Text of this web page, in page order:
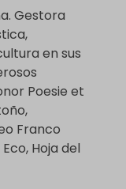
Gestora
en sus
Poesie et
Franco
Hoja del